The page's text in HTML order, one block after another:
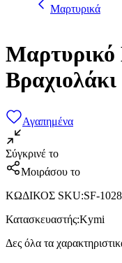
Μαρτυρικά
Μαρτυρικό
Αγαπημένα
Σύγκρινέ το
Μοιράσου το
ΚΩΔΙΚΟΣ SKU:SF-
Κατασκευαστής:Kymi
Δες όλα τα